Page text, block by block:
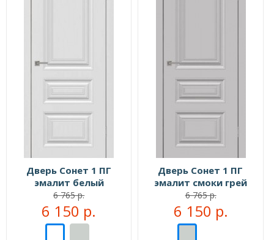
Дверь Сонет 1 ПГ
эмалит белый
6 765 р.
6 150 р.
Дверь Сонет 1 ПГ
эмалит смоки грей
6 765 р.
6 150 р.